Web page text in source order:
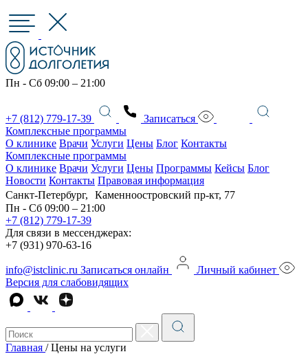
Пн - Сб 09:00 – 21:00
+7 (812) 779-17-39
Записаться
Комплексные программы
О клинике Врачи Услуги Цены Блог Контакты
Комплексные программы
О клинике Врачи Услуги Цены Программы Кейсы Блог
Новости Контакты Правовая информация
Санкт-Петербург, Каменноостровский пр-кт, 77
Пн - Сб 09:00 – 21:00
+7 (812) 779-17-39
Для связи в мессенджерах:
+7 (931) 970-63-16
info@istclinic.ru Записаться онлайн
Личный кабинет
Версия для слабовидящих
Главная / Цены на услуги